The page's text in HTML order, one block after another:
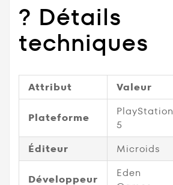
? Détails
techniques
Attribut Valeur
Plateforme
PlayStation
5
Éditeur
Microids
Développeur
Eden